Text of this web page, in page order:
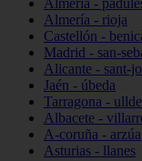
Almería -
Almería - rioja
Castellón -
Madrid - san-
Alicante - sant-
Jaén - úbeda
Tarragona -
Albacete -
A-coruña - arzúa
Asturias - llanes